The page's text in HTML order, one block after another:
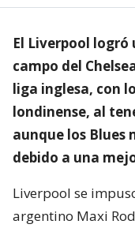
El Liverpool
campo del
liga inglesa, con
londinense, al
aunque los Blues
debido a una
Liverpool se
argentino Maxi